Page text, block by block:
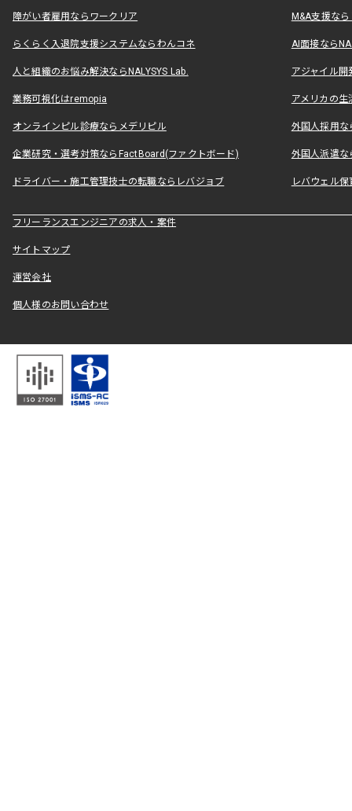
障がい者雇用ならワークリア M&A支援な
らくらく入退院支援システムならわんコネ AI面接なら
人と組織のお悩み解決ならNALYSYS Lab. アジャイル
業務可視化はremopia アメリカの
オンラインピル診療ならメデリピル 外国人採用
企業研究・選考対策ならFactBoard(ファクトボード) 外国人派遣な
ドライバー・施工管理技士の転職ならレバジョブ レバウェル
フリーランスエンジニアの求人・案件
サイトマップ
運営会社
個人様のお問い合わせ